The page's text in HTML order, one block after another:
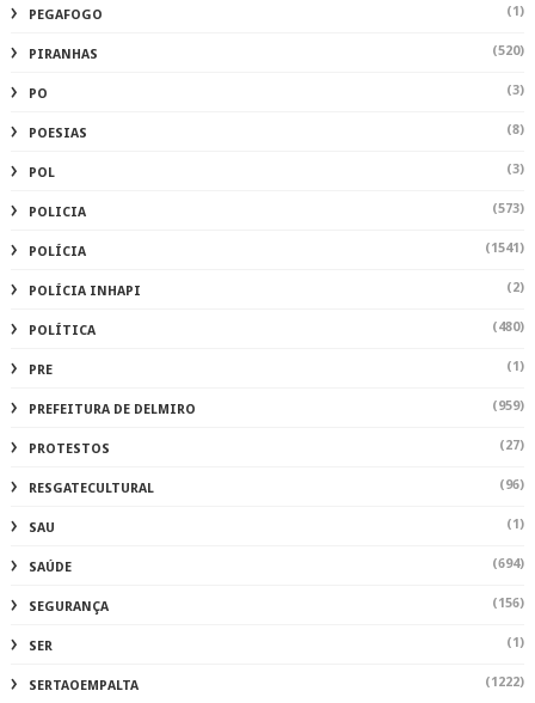
PEGAFOGO (1)
PIRANHAS (520)
PO (3)
POESIAS (8)
POL (3)
POLICIA (573)
POLÍCIA (1541)
POLÍCIA INHAPI (2)
POLÍTICA (480)
PRE (1)
PREFEITURA DE DELMIRO (959)
PROTESTOS (27)
RESGATECULTURAL (96)
SAU (1)
SAÚDE (694)
SEGURANÇA (156)
SER (1)
SERTAOEMPALTA (1222)